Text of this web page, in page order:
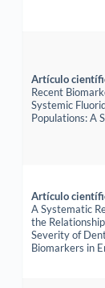
Artículo
Recent
Systemic
Populations: A
Artículo
A Systematic
the
Severity of
Biomarkers in